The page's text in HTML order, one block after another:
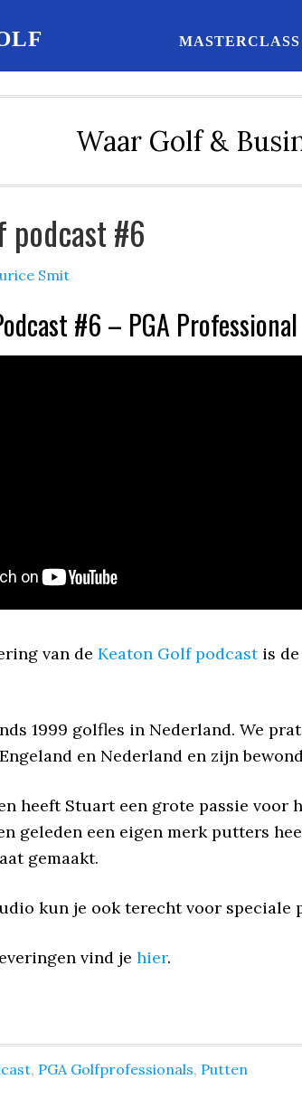
MASTERCLASS
Waar Golf &
podcast #6
Smit
#6 – PGA
van de Keaton Golf podcastis de
1999 golfles in Nederland. We
en Nederland en zijn
heeft Stuart een grote passie voor
geleden een eigen merk putters
gemaakt.
kun je ook terecht voor speciale
vind je hier.
, PGA Golfprofessionals, Putten